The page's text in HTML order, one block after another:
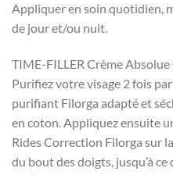
Appliquer en soin quotidien,
de jour et/ou nuit.
TIME-FILLER Crème
Purifiez votre visage 2 fois
purifiant Filorga adapté et
en coton. Appliquez ensuite
Rides Correction Filorga sur
du bout des doigts, jusqu’à